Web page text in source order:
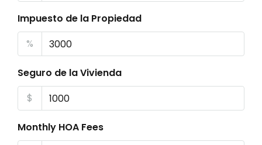
Impuesto de la Propiedad
%
Seguro de la Vivienda
$
Monthly HOA Fees